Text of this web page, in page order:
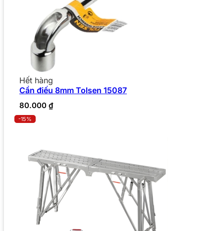
Hết hàng
Cần điếu 8mm Tolsen 15087
80.000 ₫
-15%